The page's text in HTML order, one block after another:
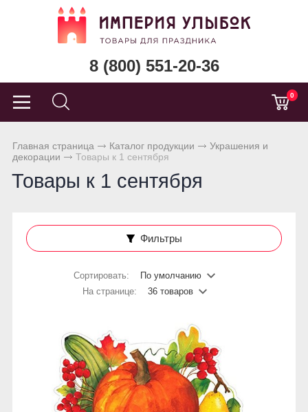
8 (800) 551-20-36
0
Главная страница Каталог продукции
Украшения и
декорации
Товары к 1 сентября
Товары к 1 сентября
Фильтры
Сортировать:
По умолчанию
На странице:
36 товаров